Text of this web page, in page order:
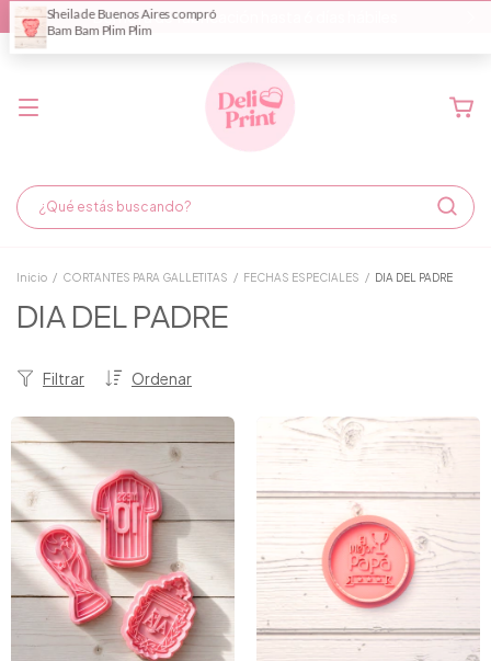
Demora de fabricación hasta 6 días hábiles
Inicio / CORTANTES PARA GALLETITAS / FECHAS ESPECIALES / DIA DEL PADRE
DIA DEL PADRE
Ordenar
Filtrar